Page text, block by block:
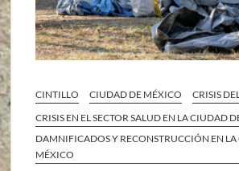
CINTILLO CIUDAD DE MÉXICO
CRISIS
CRISIS EN EL SECTOR SALUD EN LA CIUDAD
DAMNIFICADOS Y RECONSTRUCCIÓN EN
MÉXICO